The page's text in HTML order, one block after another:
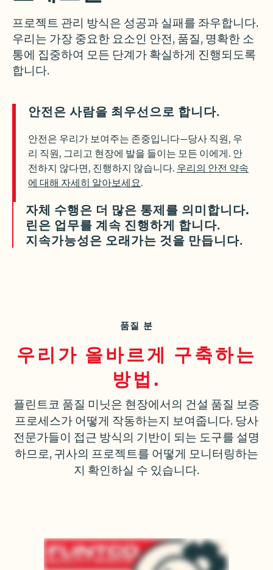
프로젝트 관리 방식은 성공과 실패를 좌우합니다.
우리는 가장 중요한 요소인 안전, 품질, 명확한 소
통에 집중하여 모든 단계가 확실하게 진행되도록
합니다.
안전은 사람을 최우선으로 합니다.
안전은 우리가 보여주는 존중입니다—당사 직원, 우
리 직원, 그리고 현장에 발을 들이는 모든 이에게. 안
전하지 않다면, 진행하지 않습니다. 우리의 안전 약속
에 대해 자세히 알아보세요.
자체 수행은 더 많은 통제를 의미합니다.
린은 업무를 계속 진행하게 합니다.
지속가능성은 오래가는 것을 만듭니다.
품질 분
우리가 올바르게 구축하는
방법.
플린트코 품질 미닛은 현장에서의 건설 품질 보증
프로세스가 어떻게 작동하는지 보여줍니다. 당사
전문가들이 접근 방식의 기반이 되는 도구를 설명
하므로, 귀사의 프로젝트를 어떻게 모니터링하는
지 확인하실 수 있습니다.